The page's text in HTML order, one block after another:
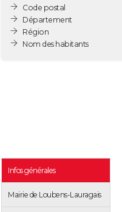
Code postal
Département
Région
Nom des habitants
Infos générales
Mairie de Loubens-Lauragais